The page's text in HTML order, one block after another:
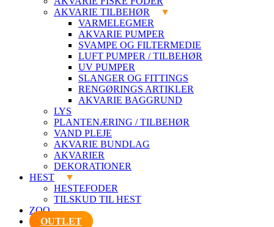
AKVARIE TILBEHØR
VARMELEGMER
AKVARIE PUMPER
SVAMPE OG FILTERMEDIE
LUFT PUMPER / TILBEHØR
UV PUMPER
SLANGER OG FITTINGS
RENGØRINGS ARTIKLER
AKVARIE BAGGRUND
LYS
PLANTENÆRING / TILBEHØR
VAND PLEJE
AKVARIE BUNDLAG
AKVARIER
DEKORATIONER
HEST
HESTEFODER
TILSKUD TIL HEST
ZOO
OUTLET